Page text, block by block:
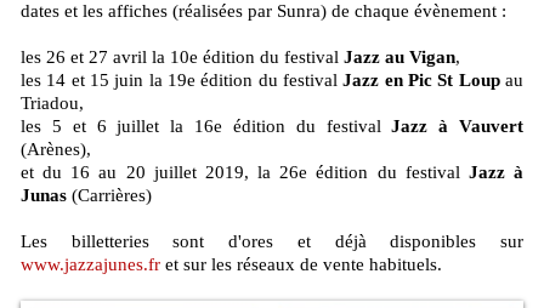
dates et les affiches (réalisées par Sunra) de chaque évènement :
les 26 et 27 avril la 10e édition du festival Jazz au Vigan,
les 14 et 15 juin la 19e édition du festivalJazz en Pic St Loupau
Triadou,
les 5 et 6 juillet la 16e édition du festivalJazz à Vauvert
(Arènes),
et du 16 au 20 juillet 2019, la 26e édition du festival Jazz à
Junas (Carrières)
Les billetteries sont d'ores et déjà disponibles sur
www.jazzajunes.fr et sur les réseaux de vente habituels.